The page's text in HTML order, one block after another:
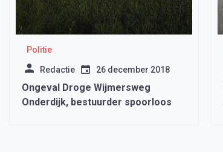
Politie
Redactie 26 december 2018
Ongeval Droge Wijmersweg
Onderdijk, bestuurder spoorloos